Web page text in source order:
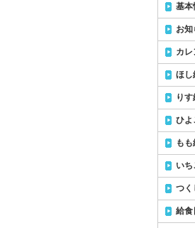
基本
お知
カレ
ほし
り
ひよ
も
い
つく
給食